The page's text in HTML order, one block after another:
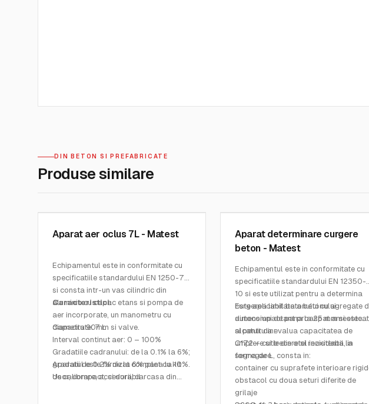
DIN BETON SI PREFABRICATE
Produse similare
Aparat aer oclus 7L - Matest
Echipamentul este in conformitate cu
specificatiile standardului EN 1250-7
si consta intr-un vas cilindric din
aluminiu cu capac etans si pompa de
aer incorporate, un manometru cu
diametru 90mm si valve.
Caracteristici:
Capacitate: 7 L
Interval continut aer: 0 – 100%
Gradatiile cadranului: de la 0.1% la 6%;
gradatii de 0.2% de la 6% pana la 10%.
Usor, compact, si durabil
Aparatul este furnizat complet cu kit
de calibrare, accesorii, carcasa din
Aparat determinare curgere
beton - Matest
Echipamentul este in conformitate cu
specificatiile standardului EN 12350-
10 si este utilizat pentru a determina
curgerea limitata a betonului
autocompactant proaspat amestecat
si pentru a evalua capacitatea de
umplere si trecere si rezistenta la
segregare.
Este aplicabil betonului cu agregate
dimensiuni de pana la 25 mm si este
alcatuit din:
C172 – cutie din otel inoxidabil, in
forma de L, consta in:
container cu suprafete interioare
obstacol cu doua seturi diferite de
grilaje